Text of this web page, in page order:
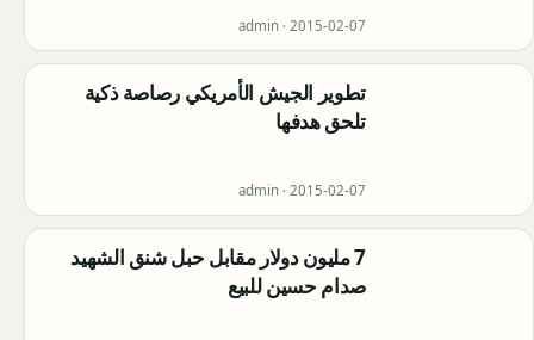
admin · 2015-02-07
تطوير الجيش الأمريكي رصاصة ذكية
تلحق هدفها
admin · 2015-02-07
7 مليون دولار مقابل حبل شنق الشهيد
صدام حسين للبيع